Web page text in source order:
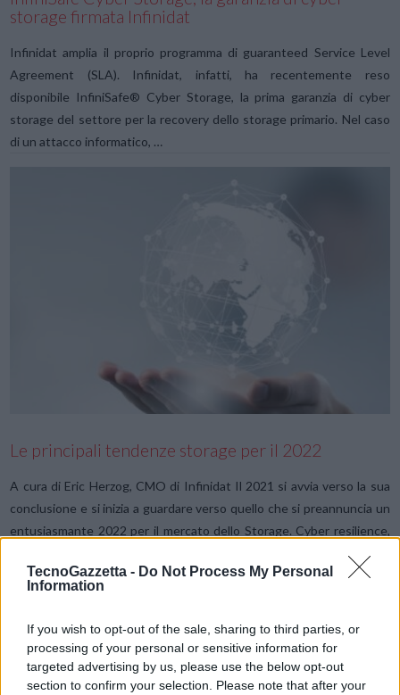
TecnoGazzetta - Do Not Process My Personal
Information
If you wish to opt-out of the sale, sharing to third parties, or
processing of your personal or sensitive information for
targeted advertising by us, please use the below opt-out
section to confirm your selection. Please note that after your
VIEW POST
storage firmata Infinidat
Infinidat amplia il proprio programma di guaranteed Service Level
Agreement (SLA). Infinidat, infatti, ha recentemente reso
disponibile InfiniSafe® Cyber Storage, la prima garanzia di cyber
storage del settore per la recovery dello storage primario. Nel caso
di un attacco informatico, …
Le principali tendenze storage per il 2022
A cura di Eric Herzog, CMO di Infinidat Il 2021 si avvia verso la sua
conclusione e si inizia a guardare verso quello che si preannuncia un
entusiasmante 2022 per il mercato dello Storage. Cyber resilience,